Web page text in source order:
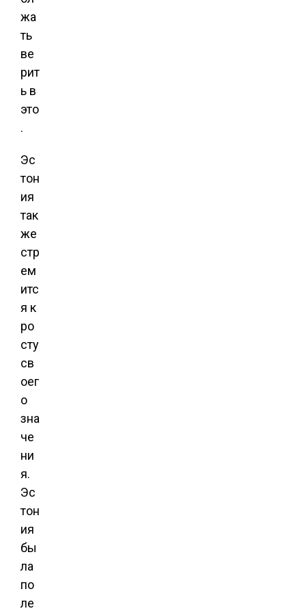
жа
ть
ве
рит
ь в
это
.
Эс
тон
ия
так
же
стр
ем
итс
я к
ро
сту
св
оег
о
зна
че
ни
я.
Эс
тон
ия
бы
ла
по
ле